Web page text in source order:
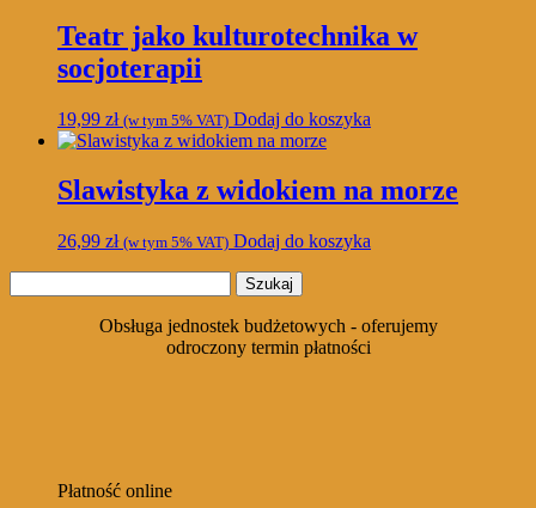
Teatr jako kulturotechnika w
socjoterapii
19,99 zł (w tym 5% VAT) Dodaj do koszyka
Slawistyka z widokiem na morze
26,99 zł (w tym 5% VAT) Dodaj do koszyka
Obsługa jednostek budżetowych - oferujemy
odroczony termin płatności
Płatność online